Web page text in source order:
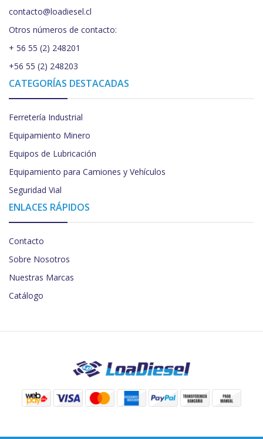
contacto@loadiesel.cl
Otros números de contacto:
+ 56 55 (2) 248201
+56 55 (2) 248203
CATEGORÍAS DESTACADAS
Ferretería Industrial
Equipamiento Minero
Equipos de Lubricación
Equipamiento para Camiones y Vehículos
Seguridad Vial
ENLACES RÁPIDOS
Contacto
Sobre Nosotros
Nuestras Marcas
Catálogo